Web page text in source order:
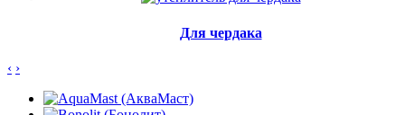
Для чердака
‹ ›